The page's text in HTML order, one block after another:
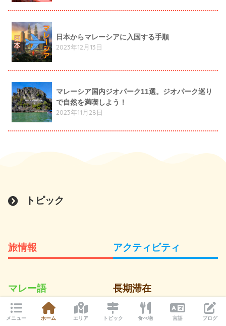
日本からマレーシアに入国する手順
2023年12月13日
マレーシア国内ジオパーク11選。ジオパーク巡り
で自然を満喫しよう！
2023年11月28日
トピック
旅情報
マレー語
アクティビティ
長期滞在
メニュー ホーム エリア トピック 食べ物 言語 ブログ